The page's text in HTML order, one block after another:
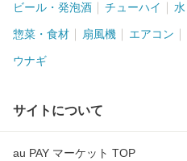
ビール・発泡酒 チューハイ 水
惣菜・食材 扇風機 エアコン
ウナギ
サイトについて
au PAY マーケット TOP